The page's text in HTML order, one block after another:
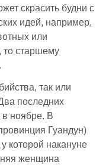
скрасить будни с
идей, например,
или
то старшему
так или
последних
в ноябре. В
Гуандун)
которой накануне
женщина